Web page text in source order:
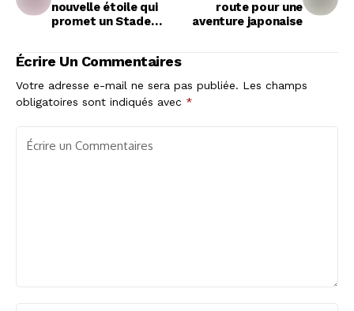
nouvelle étoile qui
promet un Stade
route pour une
aventure japonaise
Écrire Un Commentaires
Votre adresse e-mail ne sera pas publiée. Les champs
obligatoires sont indiqués avec *